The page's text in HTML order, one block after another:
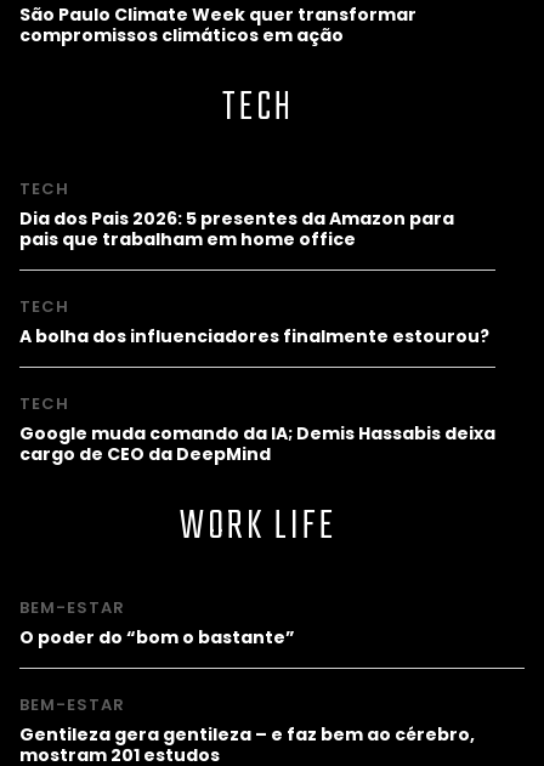
São Paulo Climate Week quer transformar
compromissos climáticos em ação
TECH
TECH
Dia dos Pais 2026: 5 presentes da Amazon para
pais que trabalham em home office
TECH
A bolha dos influenciadores finalmente estourou?
TECH
Google muda comando da IA; Demis Hassabis deixa
cargo de CEO da DeepMind
WORK LIFE
BEM-ESTAR
O poder do “bom o bastante”
BEM-ESTAR
Gentileza gera gentileza – e faz bem ao cérebro,
mostram 201 estudos